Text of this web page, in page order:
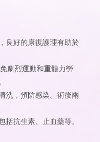
良好的康復護理有助於
劇烈運動和重體力勞
洗，預防感染。術後兩
括抗生素、止血藥等。